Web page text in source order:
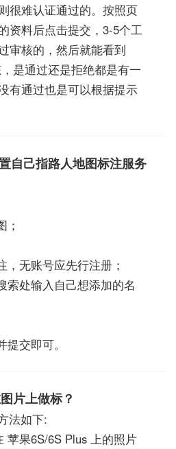
很难认证通过的。按照页
资料后点击提交，3-5个工
审核的，然后就能看到
是通过还是拒绝都是有一
有通过也是可以根据提示
自己指路人地图标注服务
；
无账号应先行注册；
索处输入自己想添加的名
交即可。
片上做标？
法如下:
苹果6S/6S Plus 上的照片